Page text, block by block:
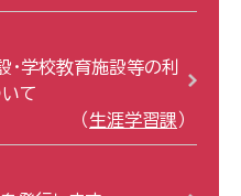
・学校教育施設等の利
て
生涯学習課